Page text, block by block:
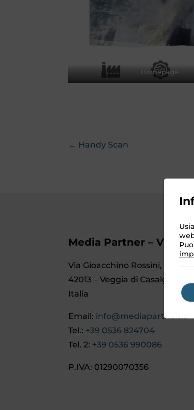
Homepage
← Handy Scan
Media Partner – Video
Via Gioacchino Rossini, 2
42013 – Veggia di Casalgrande
Italia
Email: info@mediapartner.it
Tel.: +39 0536 824704
Tel. 2: +39 0536 990086
P.IVA: 01290070356